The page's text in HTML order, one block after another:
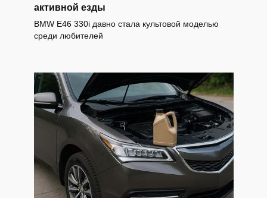
активной езды
BMW E46 330i давно стала культовой моделью
среди любителей